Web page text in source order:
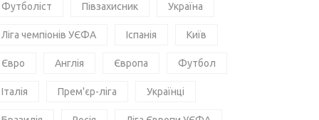
Футболіст Півзахисник Україна
Ліга чемпіонів УЄФА Іспанія Київ
Євро Англія Європа Футбол
Італія Прем'єр-ліга Українці